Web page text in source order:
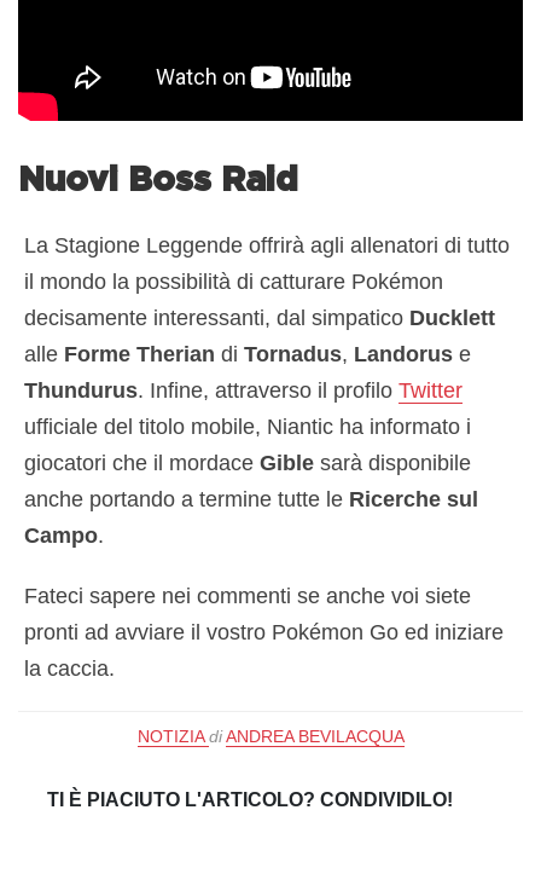
Nuovi Boss Raid
La Stagione Leggende offrirà agli allenatori di tutto
il mondo la possibilità di catturare Pokémon
decisamente interessanti, dal simpatico Ducklett
alle Forme Therian di Tornadus, Landorus e
Thundurus. Infine, attraverso il profilo Twitter
ufficiale del titolo mobile, Niantic ha informato i
giocatori che il mordace Gible sarà disponibile
anche portando a termine tutte le Ricerche sul
Campo.
Fateci sapere nei commenti se anche voi siete
pronti ad avviare il vostro Pokémon Go ed iniziare
la caccia.
NOTIZIA di ANDREA BEVILACQUA
TI È PIACIUTO L'ARTICOLO? CONDIVIDILO!